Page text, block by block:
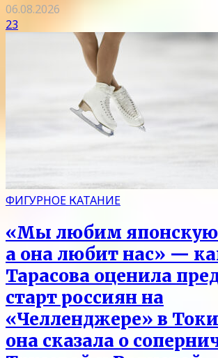
06.08.2026
23
ФИГУРНОЕ КАТАНИЕ
«Мы любим японскую
а она любит нас» —
Тарасова оценила
старт россиян на
«Челленджере» в
она сказала о